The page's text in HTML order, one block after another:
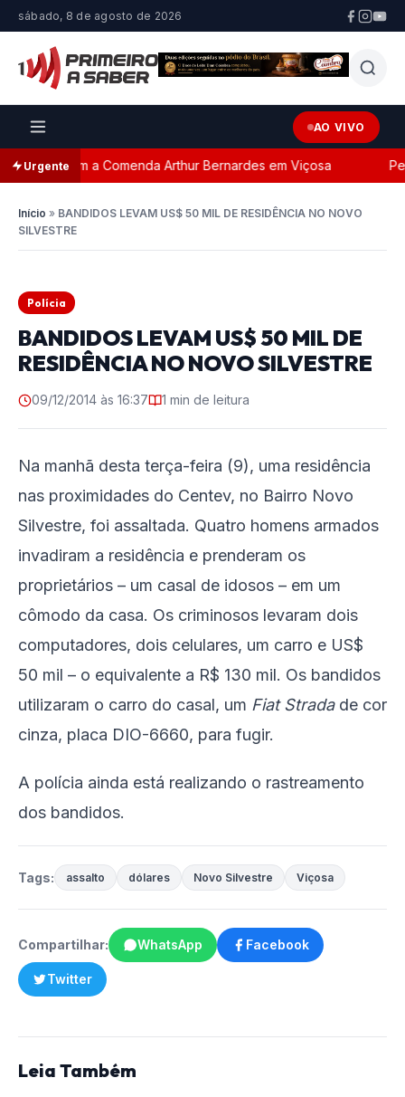
sábado, 8 de agosto de 2026
AO VIVO
Urgentecom a Comenda Arthur Bernardes em Viçosa
Início » BANDIDOS LEVAM US$ 50 MIL DE RESIDÊNCIA NO NOVO
SILVESTRE
Polícia
BANDIDOS LEVAM US$ 50 MIL DE
RESIDÊNCIA NO NOVO SILVESTRE
09/12/2014 às 16:37 1 min de leitura
Na manhã desta terça-feira (9), uma residência
nas proximidades do Centev, no Bairro Novo
Silvestre, foi assaltada. Quatro homens armados
invadiram a residência e prenderam os
proprietários – um casal de idosos – em um
cômodo da casa. Os criminosos levaram dois
computadores, dois celulares, um carro e US$
50 mil – o equivalente a R$ 130 mil. Os bandidos
utilizaram o carro do casal, um Fiat Stradade cor
cinza, placa DIO-6660, para fugir.
A polícia ainda está realizando o rastreamento
dos bandidos.
Tags: assalto dólares Novo Silvestre Viçosa
Compartilhar: WhatsApp Facebook
Twitter
Leia Também